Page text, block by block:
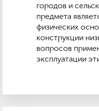
городов и
предмета
физических
конструкции
вопросов
эксплуатации